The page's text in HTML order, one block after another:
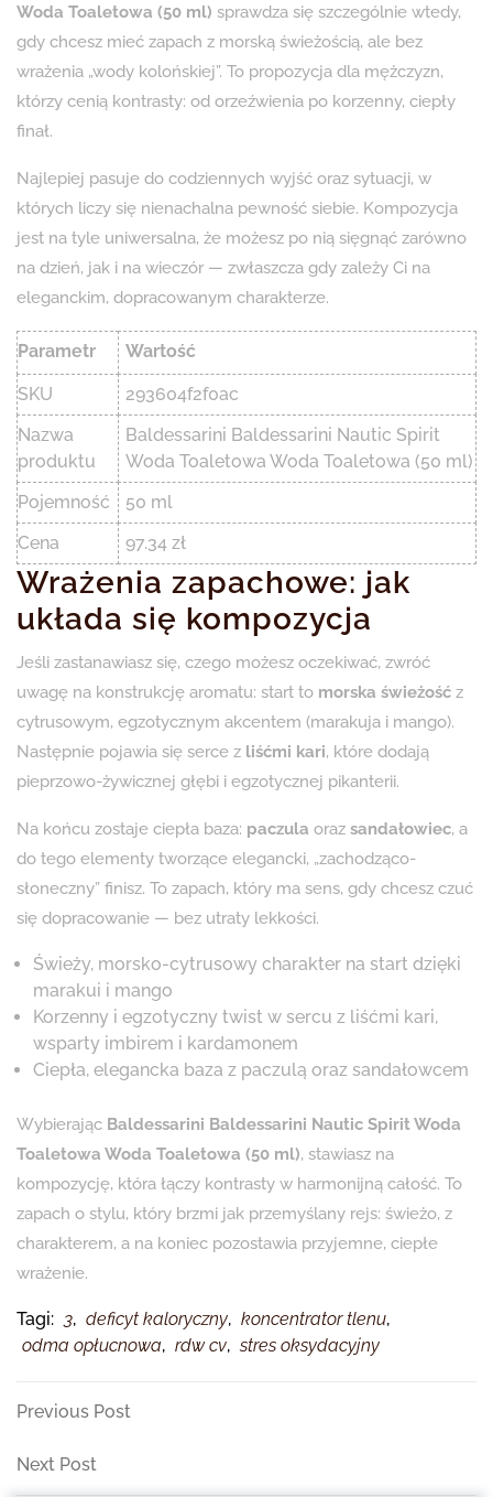
Woda Toaletowa (50 ml) sprawdza się szczególnie wtedy,
gdy chcesz mieć zapach z morską świeżością, ale bez
wrażenia „wody kolońskiej”. To propozycja dla mężczyzn,
którzy cenią kontrasty: od orzeźwienia po korzenny, ciepły
finał.
Najlepiej pasuje do codziennych wyjść oraz sytuacji, w
których liczy się nienachalna pewność siebie. Kompozycja
jest na tyle uniwersalna, że możesz po nią sięgnąć zarówno
na dzień, jak i na wieczór — zwłaszcza gdy zależy Ci na
eleganckim, dopracowanym charakterze.
Parametr Wartość
SKU
293604f2f0ac
Nazwa
produktu
Baldessarini Baldessarini Nautic Spirit
Woda Toaletowa Woda Toaletowa (50 ml)
Pojemność
50 ml
Cena
97.34 zł
Wrażenia zapachowe: jak
układa się kompozycja
Jeśli zastanawiasz się, czego możesz oczekiwać, zwróć
uwagę na konstrukcję aromatu: start to morska świeżość z
cytrusowym, egzotycznym akcentem (marakuja i mango).
Następnie pojawia się serce z liśćmi kari, które dodają
pieprzowo-żywicznej głębi i egzotycznej pikanterii.
Na końcu zostaje ciepła baza: paczula oraz sandałowiec, a
do tego elementy tworzące elegancki, „zachodząco-
słoneczny” finisz. To zapach, który ma sens, gdy chcesz czuć
się dopracowanie — bez utraty lekkości.
Świeży, morsko-cytrusowy charakter na start dzięki
marakui i mango
Korzenny i egzotyczny twist w sercu z liśćmi kari,
wsparty imbirem i kardamonem
Ciepła, elegancka baza z paczulą oraz sandałowcem
Wybierając Baldessarini Baldessarini Nautic Spirit Woda
Toaletowa Woda Toaletowa (50 ml), stawiasz na
kompozycję, która łączy kontrasty w harmonijną całość. To
zapach o stylu, który brzmi jak przemyślany rejs: świeżo, z
charakterem, a na koniec pozostawia przyjemne, ciepłe
wrażenie.
Tagi: 3, deficyt kaloryczny, koncentrator tlenu,
odma opłucnowa, rdw cv, stres oksydacyjny
Nawigacja
wpisu
Previous
Previous Post
Next
Next Post